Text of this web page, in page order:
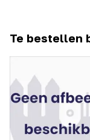
Te bestellen